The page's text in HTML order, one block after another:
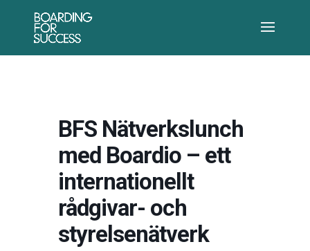
BFS Nätverkslunch
med Boardio – ett
internationellt
rådgivar- och
styrelsenätverk